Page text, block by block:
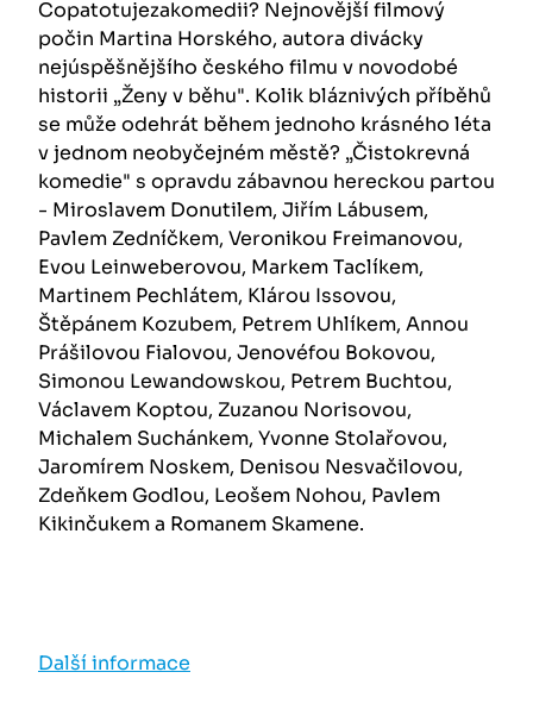
Copatotujezakomedii? Nejnovější filmový
počin Martina Horského, autora divácky
nejúspěšnějšího českého filmu v novodobé
historii „Ženy v běhu". Kolik bláznivých příběhů
se může odehrát během jednoho krásného léta
v jednom neobyčejném městě? „Čistokrevná
komedie" s opravdu zábavnou hereckou partou
- Miroslavem Donutilem, Jiřím Lábusem,
Pavlem Zedníčkem, Veronikou Freimanovou,
Evou Leinweberovou, Markem Taclíkem,
Martinem Pechlátem, Klárou Issovou,
Štěpánem Kozubem, Petrem Uhlíkem, Annou
Prášilovou Fialovou, Jenovéfou Bokovou,
Simonou Lewandowskou, Petrem Buchtou,
Václavem Koptou, Zuzanou Norisovou,
Michalem Suchánkem, Yvonne Stolařovou,
Jaromírem Noskem, Denisou Nesvačilovou,
Zdeňkem Godlou, Leošem Nohou, Pavlem
Kikinčukem a Romanem Skamene.
Další informace